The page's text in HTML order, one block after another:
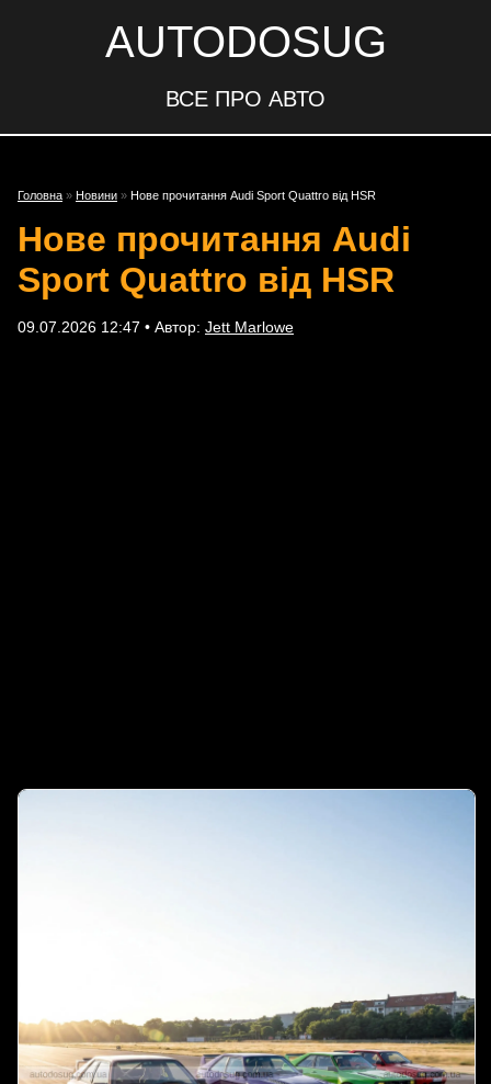
AUTODOSUG
ВСЕ ПРО АВТО
Головна » Новини » Нове прочитання Audi Sport Quattro від HSR
Нове прочитання Audi
Sport Quattro від HSR
09.07.2026 12:47 • Автор: Jett Marlowe